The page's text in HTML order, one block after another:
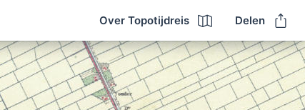
Over Topotijdreis Delen